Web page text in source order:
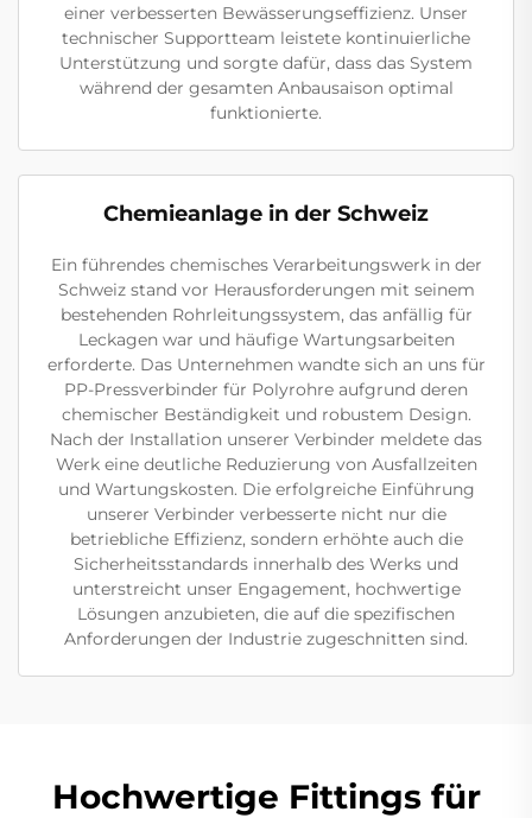
einer verbesserten Bewässerungseffizienz. Unser
technischer Supportteam leistete kontinuierliche
Unterstützung und sorgte dafür, dass das System
während der gesamten Anbausaison optimal
funktionierte.
Chemieanlage in der Schweiz
Ein führendes chemisches Verarbeitungswerk in der
Schweiz stand vor Herausforderungen mit seinem
bestehenden Rohrleitungssystem, das anfällig für
Leckagen war und häufige Wartungsarbeiten
erforderte. Das Unternehmen wandte sich an uns für
PP-Pressverbinder für Polyrohre aufgrund deren
chemischer Beständigkeit und robustem Design.
Nach der Installation unserer Verbinder meldete das
Werk eine deutliche Reduzierung von Ausfallzeiten
und Wartungskosten. Die erfolgreiche Einführung
unserer Verbinder verbesserte nicht nur die
betriebliche Effizienz, sondern erhöhte auch die
Sicherheitsstandards innerhalb des Werks und
unterstreicht unser Engagement, hochwertige
Lösungen anzubieten, die auf die spezifischen
Anforderungen der Industrie zugeschnitten sind.
Hochwertige Fittings für